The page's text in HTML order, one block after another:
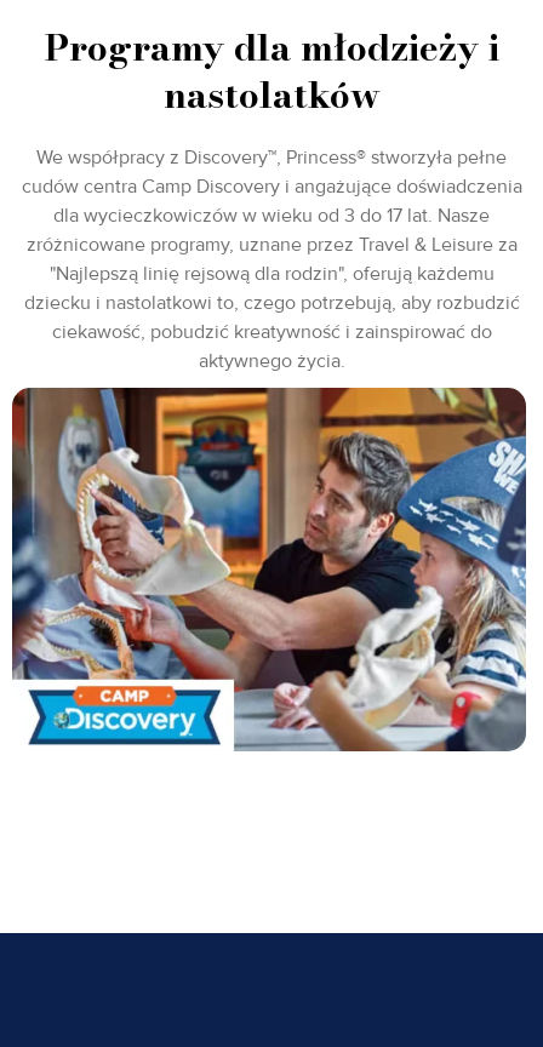
Programy dla młodzieży i
nastolatków
We współpracy z Discovery™, Princess® stworzyła pełne
cudów centra Camp Discovery i angażujące doświadczenia
dla wycieczkowiczów w wieku od 3 do 17 lat. Nasze
zróżnicowane programy, uznane przez Travel & Leisure za
"Najlepszą linię rejsową dla rodzin", oferują każdemu
dziecku i nastolatkowi to, czego potrzebują, aby rozbudzić
ciekawość, pobudzić kreatywność i zainspirować do
aktywnego życia.